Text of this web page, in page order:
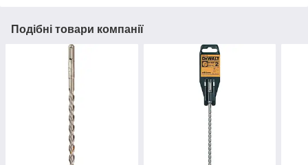
Подібні товари компанії